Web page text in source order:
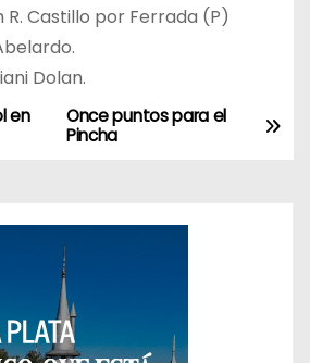
Castillo por Ferrada (P)
Dolan.
Once puntos para el
Pincha
en